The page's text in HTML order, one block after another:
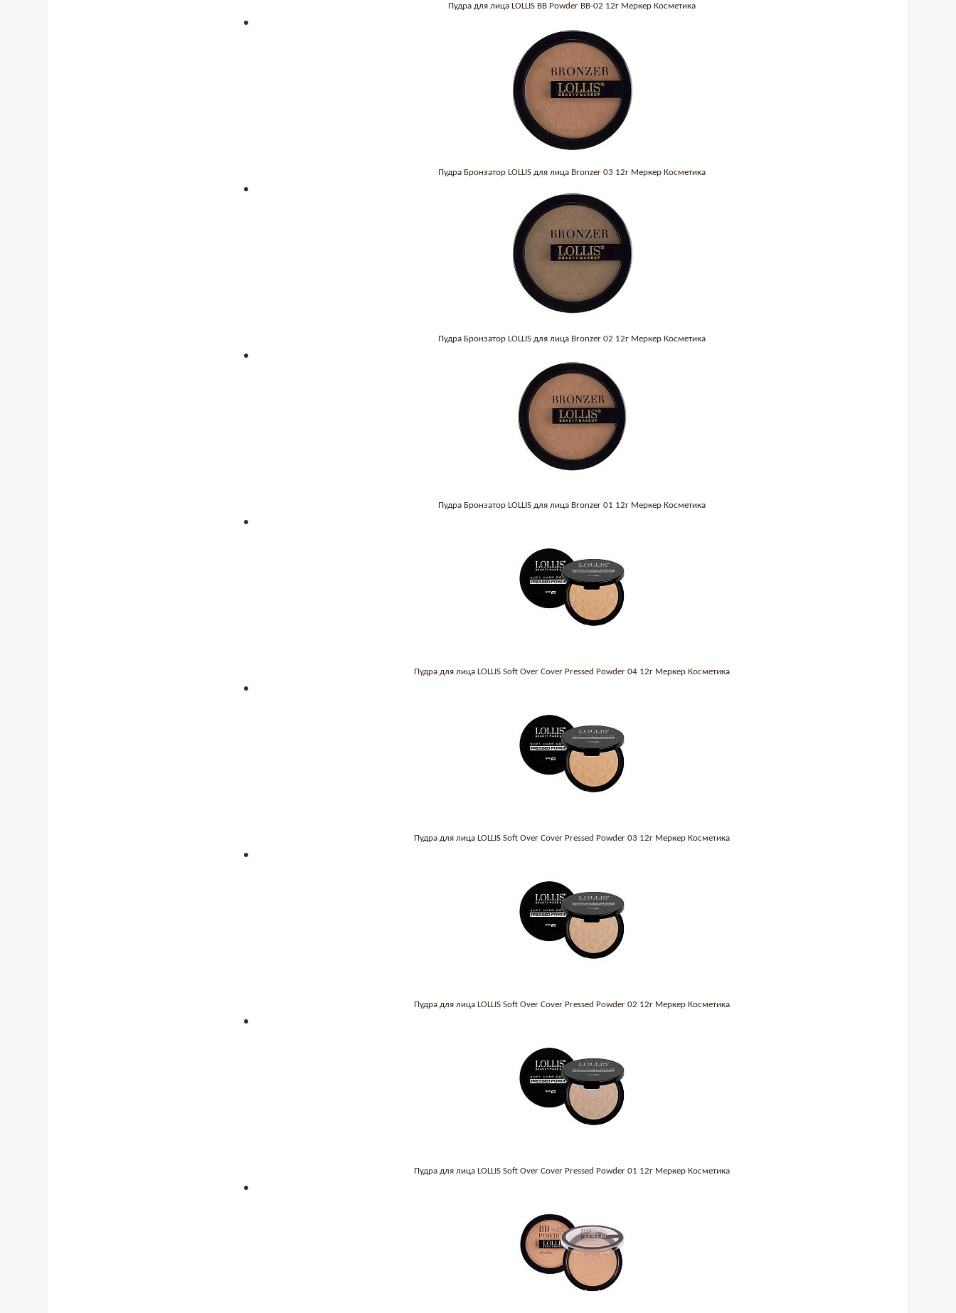
Пудра для лица LOLLIS BB Powder BB-02 12г Меркер Косметика
Пудра Бронзатор LOLLIS для лица Bronzer 03 12г Меркер Косметика
Пудра Бронзатор LOLLIS для лица Bronzer 02 12г Меркер Косметика
Пудра Бронзатор LOLLIS для лица Bronzer 01 12г Меркер Косметика
Пудра для лица LOLLIS Soft Over Cover Pressed Powder 04 12г Меркер Косметика
Пудра для лица LOLLIS Soft Over Cover Pressed Powder 03 12г Меркер Косметика
Пудра для лица LOLLIS Soft Over Cover Pressed Powder 02 12г Меркер Косметика
Пудра для лица LOLLIS Soft Over Cover Pressed Powder 01 12г Меркер Косметика